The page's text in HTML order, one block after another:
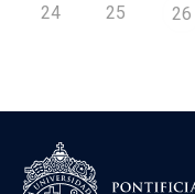
24 25 26